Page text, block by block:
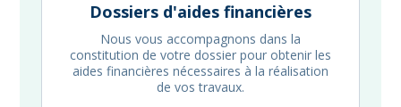
Dossiers d'aides financières
Nous vous accompagnons dans la
constitution de votre dossier pour obtenir les
aides financières nécessaires à la réalisation
de vos travaux.